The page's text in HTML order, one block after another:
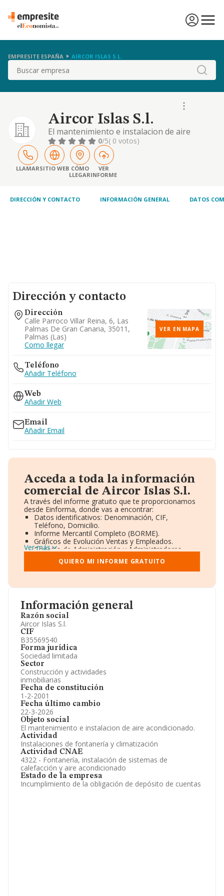
EMPRESITE ESPAÑA AIRCOR ISLAS S.L.
Buscar
Aircor Islas S.l.
El mantenimiento e instalacion de aire
acondicionado.
0/5( 0 votos)
LLAMARSITIO WEB CÓMO
LLEGAR
VER
INFORME
DIRECCIÓN Y CONTACTO INFORMACIÓN GENERAL DATOS
Información general
Razón social
Aircor Islas S.l.
CIF
B35569540
Forma jurídica
Sociedad limitada
Sector
Construcción y actividades
inmobiliarias
Fecha de constitución
1-2-2001
Fecha último cambio
22-3-2026
Objeto social
El mantenimiento e instalacion de aire acondicionado.
Actividad
Instalaciones de fontanería y climatización
Actividad CNAE
4322 - Fontanería, instalación de sistemas de
calefacción y aire acondicionado
Estado de la empresa
Incumplimiento de la obligación de depósito de cuentas
Dirección y contacto
Dirección
Calle Parroco Villar Reina, 6, Las
Palmas De Gran Canaria, 35011,
Palmas (las)
Como llegar
VER EN MAPA
Teléfono
Añadir Teléfono
Web
Añadir Web
Email
Añadir Email
Acceda a toda la información
comercial de Aircor Islas S.l.
A través del informe gratuito que te proporcionamos
desde Einforma, donde vas a encontrar:
Datos identificativos: Denominación, CIF,
Teléfono, Domicilio.
Informe Mercantil Completo (BORME).
Gráficos de Evolución Ventas y Empleados.
Consejo de Administración y Administradores.
Directivos y Ejecutivos.
Accionistas.
Participaciones y Vinculaciones en otras empresas.
Información oficial y registral complementaria.
Ver más
QUIERO MI INFORME GRATUITO